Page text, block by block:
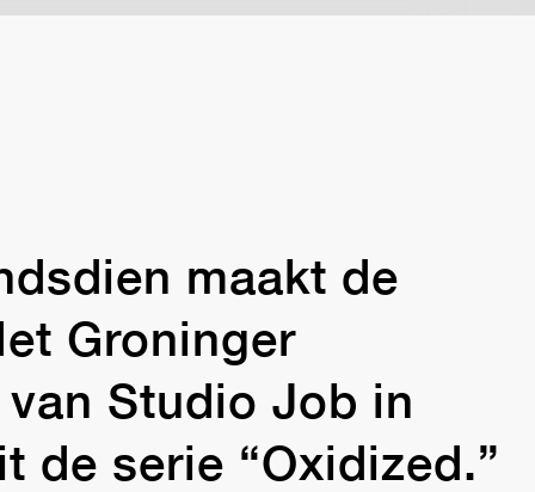
maakt de
Groninger
Studio Job in
de serie “Oxidized.”